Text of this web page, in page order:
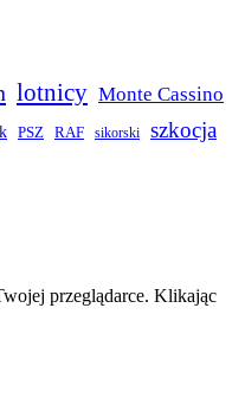
lotnicy Monte Cassino
PSZ RAF sikorski szkocja
przeglądarce. Klikając